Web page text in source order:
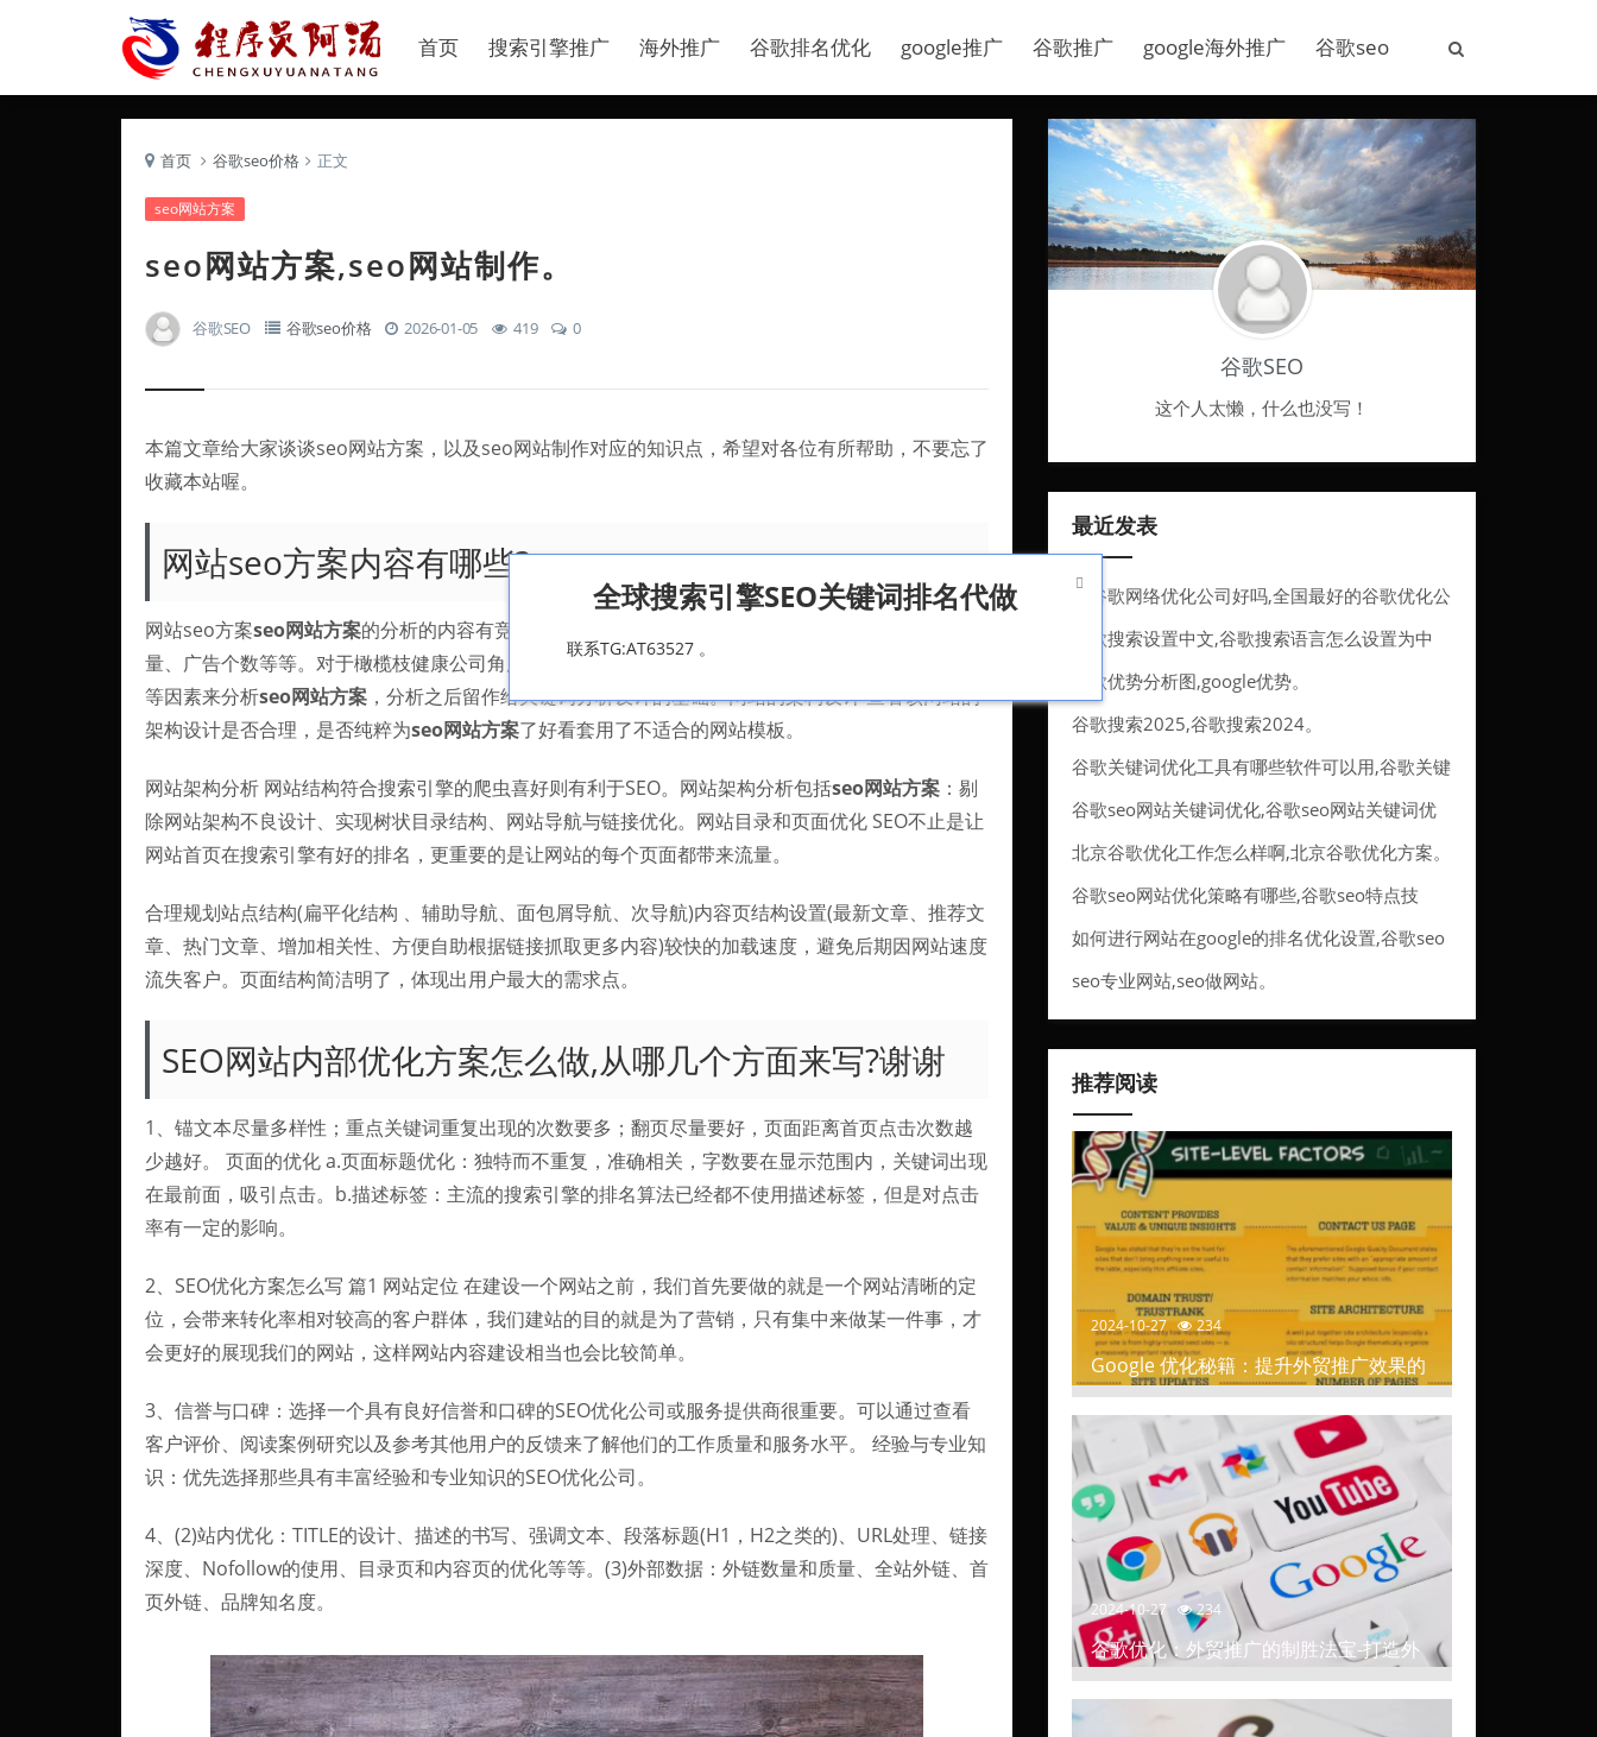
首页 搜索引擎推广 海外推广 谷歌排名优化 google推广 谷歌推广 google海外推广 谷歌seo
首页 谷歌seo价格 正文
seo网站方案
seo网站方案,seo网站制作。
谷歌SEO 谷歌seo价格 2026-01-05 419 0
本篇文章给大家谈谈seo网站方案，以及seo网站制作对应的知识点，希望对各位有所帮助，不要忘了
收藏本站喔。
网站seo方案内容有哪些?
网站seo方案seo网站方案的分析的内容有竞争对手网站、搜索引擎的内容分析包含搜索指数、收录
量、广告个数等等。对于橄榄枝健康公司角度
seo网站方案 ，这些数据着重需要从时间维度、地域性
等因素来分析seo网站方案 ，分析之后留作给关键词分析设计的基础。网站的架构设计 查看该网站的
架构设计是否合理，是否纯粹为seo网站方案了好看套用了不适合的网站模板。
网站架构分析 网站结构符合搜索引擎的爬虫喜好则有利于SEO。网站架构分析包括seo网站方案 ：剔
除网站架构不良设计、实现树状目录结构、网站导航与链接优化。网站目录和页面优化 SEO不止是让
网站首页在搜索引擎有好的排名，更重要的是让网站的每个页面都带来流量。
合理规划站点结构(扁平化结构 、辅助导航、面包屑导航、次导航)内容页结构设置(最新文章、推荐文
章、热门文章、增加相关性、方便自助根据链接抓取更多内容)较快的加载速度，避免后期因网站速度
流失客户。页面结构简洁明了，体现出用户最大的需求点。
SEO网站内部优化方案怎么做,从哪几个方面来写?谢谢
1、锚文本尽量多样性；重点关键词重复出现的次数要多；翻页尽量要好，页面距离首页点击次数越
少越好。 页面的优化 a.页面标题优化：独特而不重复，准确相关，字数要在显示范围内，关键词出现
在最前面，吸引点击。b.描述标签：主流的搜索引擎的排名算法已经都不使用描述标签，但是对点击
率有一定的影响。
2、SEO优化方案怎么写 篇1 网站定位 在建设一个网站之前，我们首先要做的就是一个网站清晰的定
位，会带来转化率相对较高的客户群体，我们建站的目的就是为了营销，只有集中来做某一件事，才
会更好的展现我们的网站，这样网站内容建设相当也会比较简单。
3、信誉与口碑：选择一个具有良好信誉和口碑的SEO优化公司或服务提供商很重要。可以通过查看
客户评价、阅读案例研究以及参考其他用户的反馈来了解他们的工作质量和服务水平。 经验与专业知
识：优先选择那些具有丰富经验和专业知识的SEO优化公司。
4、(2)站内优化：TITLE的设计、描述的书写、强调文本、段落标题(H1，H2之类的)、URL处理、链接
深度、Nofollow的使用、目录页和内容页的优化等等。(3)外部数据：外链数量和质量、全站外链、首
页外链、品牌知名度。
谷歌SEO
这个人太懒，什么也没写！
最近发表
做谷歌网络优化公司好吗,全国最好的谷歌优化公
司。
谷歌搜索设置中文,谷歌搜索语言怎么设置为中
文。
谷歌优势分析图,google优势。
谷歌搜索2025,谷歌搜索2024。
谷歌关键词优化工具有哪些软件可以用,谷歌关键
词优化工具有哪些软件可以用的。
谷歌seo网站关键词优化,谷歌seo网站关键词优
化方法。
北京谷歌优化工作怎么样啊,北京谷歌优化方案。
谷歌seo网站优化策略有哪些,谷歌seo特点技
巧。
如何进行网站在google的排名优化设置,谷歌seo
排名优化服务。
seo专业网站,seo做网站。
推荐阅读
2024-10-27 234
Google 优化秘籍：提升外贸推广效果的
关键
2024-10-27 234
谷歌优化：外贸推广的制胜法宝-打造外
贸推广中的高排名网站

全球搜索引擎SEO关键词排名代做
联系TG:AT63527 。